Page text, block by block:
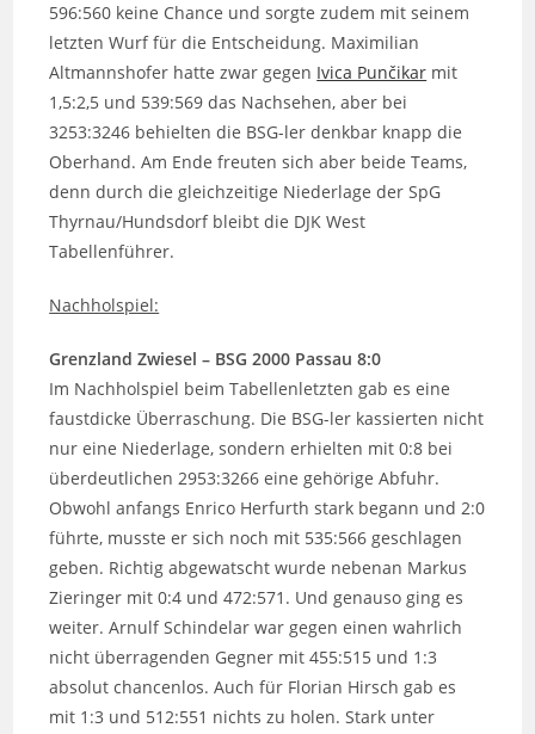
596:560 keine Chance und sorgte zudem mit seinem
letzten Wurf für die Entscheidung. Maximilian
Altmannshofer hatte zwar gegen Ivica Punčikar mit
1,5:2,5 und 539:569 das Nachsehen, aber bei
3253:3246 behielten die BSG-ler denkbar knapp die
Oberhand. Am Ende freuten sich aber beide Teams,
denn durch die gleichzeitige Niederlage der SpG
Thyrnau/Hundsdorf bleibt die DJK West
Tabellenführer.
Nachholspiel:
Grenzland Zwiesel – BSG 2000 Passau 8:0
Im Nachholspiel beim Tabellenletzten gab es eine
faustdicke Überraschung. Die BSG-ler kassierten nicht
nur eine Niederlage, sondern erhielten mit 0:8 bei
überdeutlichen 2953:3266 eine gehörige Abfuhr.
Obwohl anfangs Enrico Herfurth stark begann und 2:0
führte, musste er sich noch mit 535:566 geschlagen
geben. Richtig abgewatscht wurde nebenan Markus
Zieringer mit 0:4 und 472:571. Und genauso ging es
weiter. Arnulf Schindelar war gegen einen wahrlich
nicht überragenden Gegner mit 455:515 und 1:3
absolut chancenlos. Auch für Florian Hirsch gab es
mit 1:3 und 512:551 nichts zu holen. Stark unter